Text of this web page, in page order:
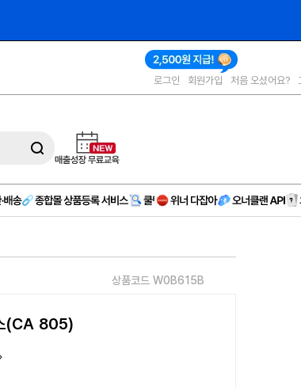
로그인 회원가입 처음 오셨어요?
상품코드 W0B615B
(CA 805)